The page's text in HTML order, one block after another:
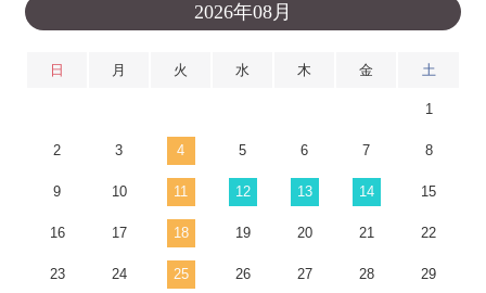
2026年08月
日 月 火 水 木 金 土
1
2 3 4 5 6 7 8
9 10 11 12 13 14 15
16 17 18 19 20 21 22
23 24 25 26 27 28 29